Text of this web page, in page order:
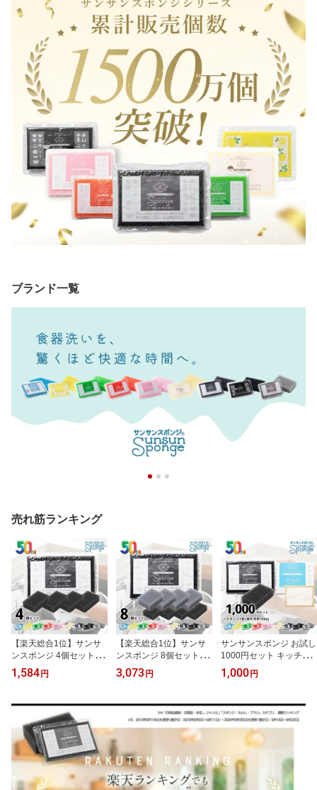
ブランド一覧
売れ筋ランキング
【楽天総合1位】サンサ
ンスポンジ 4個セット 全
9色 キッチンスポンジ 長
持ち 洗いやすい 食器 皿
さんさんスポンジ 送料無
料 まとめ買い おすすめ
の使い方 3か月ローテー
ション ギフト 母の日 父
1,584円
【楽天総合1位】サンサ
ンスポンジ 8個セット (4
個セット×2組) 全9色 キ
ッチンスポンジ 長持ち
キッチン スポンジ 食器
台所 さんさんスポンジ
まとめ買い 送料無料 大
容量 食器用 食器洗いス
ポンジ
3,073円
サンサンスポンジ お試し
1000円セット キッチン
スポンジ 1個 + 洗剤 100
g 固形食器用洗剤 ハイア
長持ち 食器 台所 シンプ
ル モノトーン カラー さ
んさんスポンジ 送料無料
1,000円